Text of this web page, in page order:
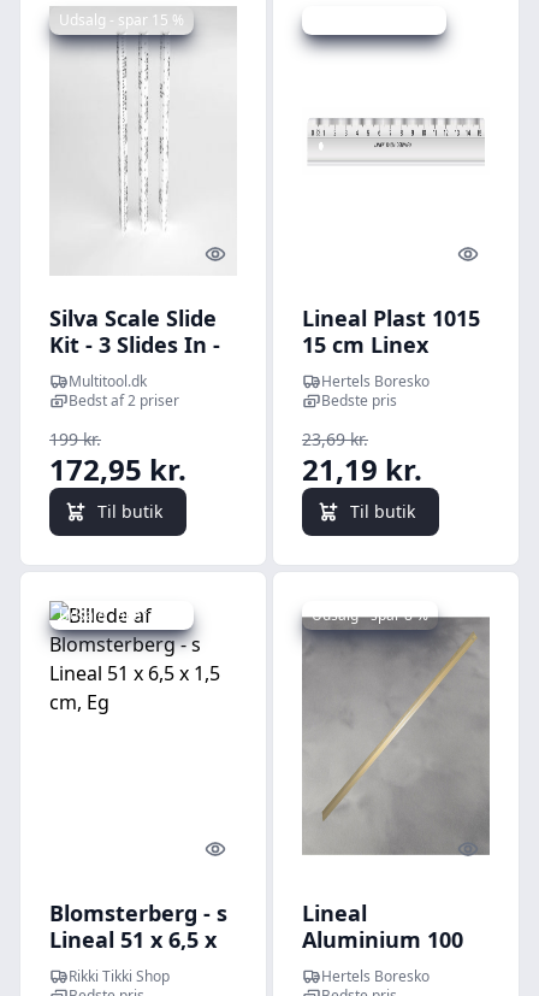
Udsalg - spar 15 %
Quick look
Silva Scale Slide
Kit - 3 Slides In -
Lineal
Multitool.dk
Bedst af 2 priser
199 kr.
172,95 kr.
Til butik
Quick
Lineal Plast 1015
15 cm Linex
Hertels Boresko
Bedste pris
23,69 kr.
21,19 kr.
Til butik
Udsalg - spar 32 %
Quick look
Blomsterberg - s
Lineal 51 x 6,5 x
1,5 cm, Eg
Rikki Tikki Shop
Udsalg - spar 8 %
Quick
Lineal
Aluminium 100
cm Linex
Hertels Boresko